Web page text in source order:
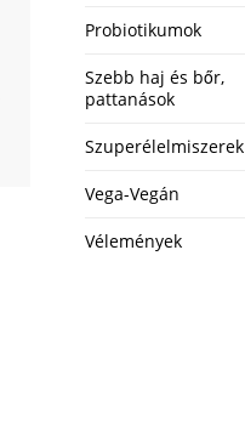
Probiotikumok
Szebb haj és bőr,
pattanások
Szuperélelmiszerek
Vega-Vegán
Vélemények